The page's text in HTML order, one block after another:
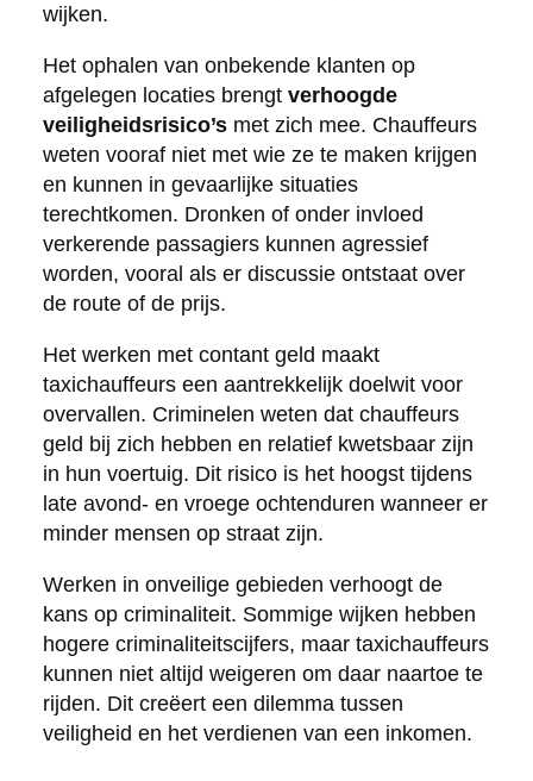
wijken.
Het ophalen van onbekende klanten op
afgelegen locaties brengt verhoogde
veiligheidsrisico’smet zich mee. Chauffeurs
weten vooraf niet met wie ze te maken krijgen
en kunnen in gevaarlijke situaties
terechtkomen. Dronken of onder invloed
verkerende passagiers kunnen agressief
worden, vooral als er discussie ontstaat over
de route of de prijs.
Het werken met contant geld maakt
taxichauffeurs een aantrekkelijk doelwit voor
overvallen. Criminelen weten dat chauffeurs
geld bij zich hebben en relatief kwetsbaar zijn
in hun voertuig. Dit risico is het hoogst tijdens
late avond- en vroege ochtenduren wanneer er
minder mensen op straat zijn.
Werken in onveilige gebieden verhoogt de
kans op criminaliteit. Sommige wijken hebben
hogere criminaliteitscijfers, maar taxichauffeurs
kunnen niet altijd weigeren om daar naartoe te
rijden. Dit creëert een dilemma tussen
veiligheid en het verdienen van een inkomen.